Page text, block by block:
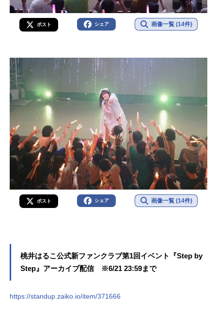
ポスト シェア 画像一覧 (14件)
ポスト シェア 画像一覧 (14件)
桃井はるこ公式新ファンクラブ第1回イベント『Step by
Step』アーカイブ配信 ※6/21 23:59まで
https://standup.zaiko.io/item/371666